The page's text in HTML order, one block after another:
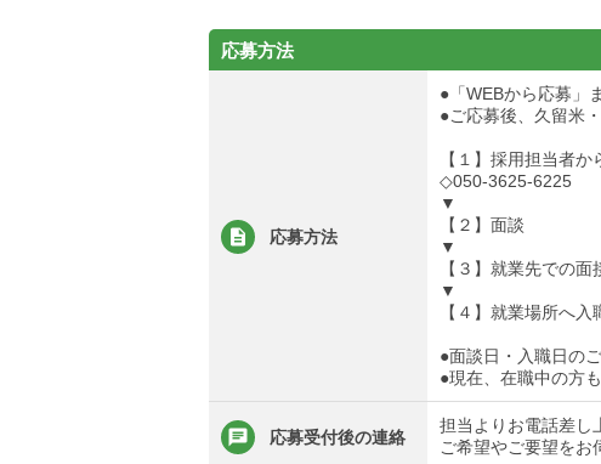
応募方法
応募方法
●「WEBから応募」
●ご応募後、久留米
【１】採用担当者
◇050-3625-6225
▼
【２】面談
▼
【３】就業先での面
▼
【４】就業場所へ入
●面談日・入職日の
●現在、在職中の方
応募受付後の連絡
担当よりお電話差し
ご希望やご要望をお